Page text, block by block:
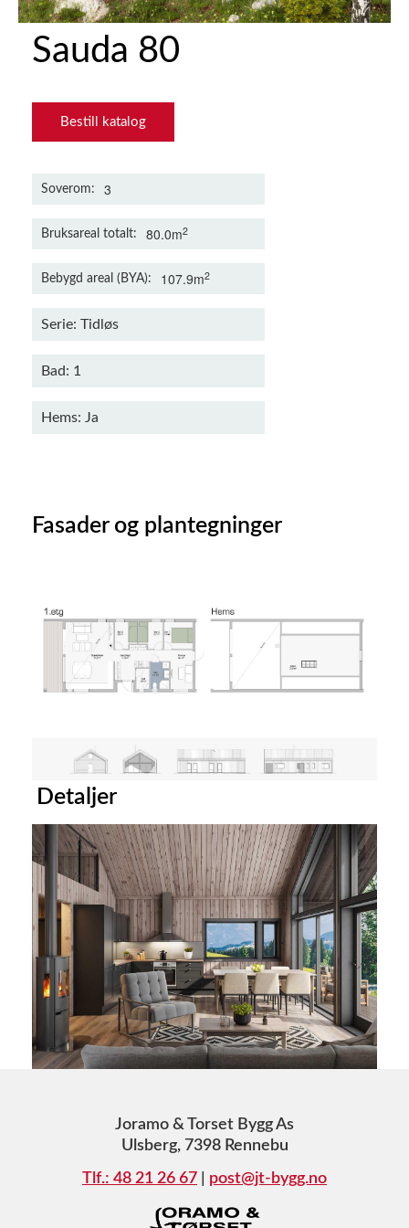
Sauda 80
Bestill katalog
Soverom 3
Bruksareal totalt 80.0m2
Bebygd areal (BYA) 107.9m2
Serie: Tidløs
Bad: 1
Hems: Ja
Fasader og plantegninger
Detaljer
Joramo & Torset Bygg As
Ulsberg, 7398 Rennebu
Tlf.: 48 21 26 67
post@jt-bygg.no